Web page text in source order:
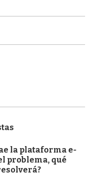
la plataforma e-
problema, qué